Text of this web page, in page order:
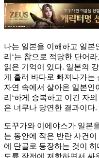
나는 일본을 이해하고 일본
리‘는 참으로 적당한 단어
읽은 기억이 있다. 일본의
게 흘러 바다로 빠져나가는
자연 속에서 살아온 일본인
리‘하게 승복하고 이긴 자
은 너무나 당연한 결과이다.
도꾸가와 이에야스가 일본
는 동안에 작은 반란 사건
에 단골로 등장하는 것이